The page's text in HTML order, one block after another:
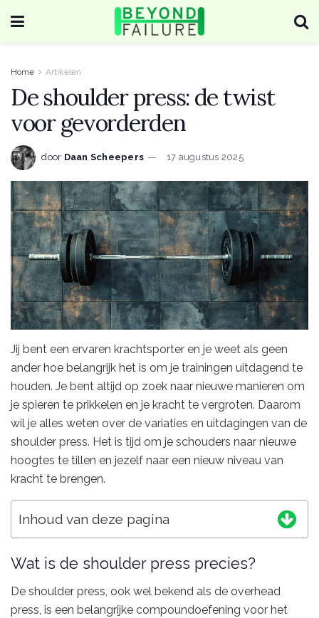
Home Artikelen
De shoulder press: de twist
voor gevorderden
door Daan Scheepers 17 augustus 2025
Jij bent een ervaren krachtsporter en je weet als geen
ander hoe belangrijk het is om je trainingen uitdagend te
houden. Je bent altijd op zoek naar nieuwe manieren om
je spieren te prikkelen en je kracht te vergroten. Daarom
wil je alles weten over de variaties en uitdagingen van de
shoulder press. Het is tijd om je schouders naar nieuwe
hoogtes te tillen en jezelf naar een nieuw niveau van
kracht te brengen.
Inhoud van deze pagina
Wat is de shoulder press precies?
De shoulder press, ook wel bekend als de overhead
press, is een belangrijke compoundoefening voor het